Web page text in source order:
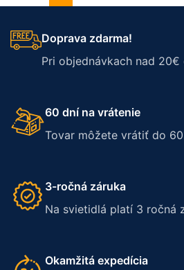
Doprava zdarma!
Pri objednávkach nad
60 dní na vrátenie
Tovar môžete vrátiť do
3-ročná záruka
Na svietidlá platí 3 ročná
Okamžitá expedícia